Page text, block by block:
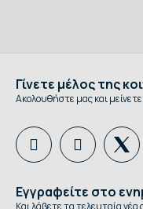
Γίνετε μέλος της
Ακολουθήστε μας και
Εγγραφείτε στο
Και λάβετε τα τελευταία